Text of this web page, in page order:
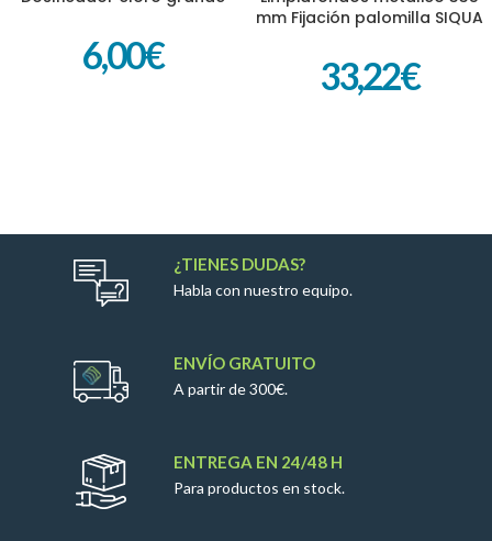
6,00€
mm Fijación palomilla SIQUA
33,22€
¿TIENES DUDAS?
Habla con nuestro equipo.
ENVÍO GRATUITO
A partir de 300€.
ENTREGA EN 24/48 H
Para productos en stock.